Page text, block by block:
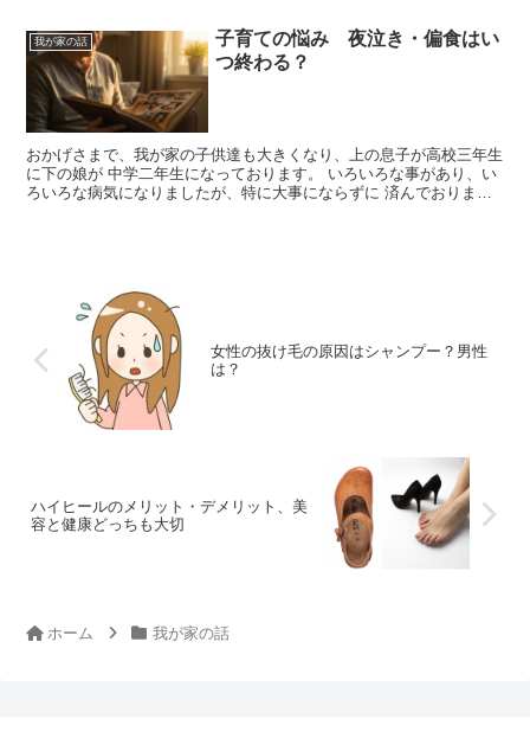
我が家の話
子育ての悩み 夜泣き・偏食はい
つ終わる？
おかげさまで、我が家の子供達も大きくなり、上の息子が高校三年生
に下の娘が 中学二年生になっております。 いろいろな事があり、い
ろいろな病気になりましたが、特に大事にならずに 済んでおりま
女性の抜け毛の原因はシャンプー？男性
は？
ハイヒールのメリット・デメリット、美
容と健康どっちも大切
ホーム 我が家の話